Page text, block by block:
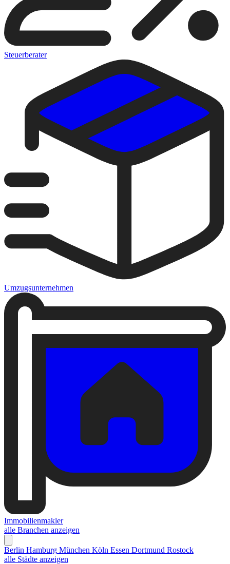
Steuerberater
Umzugsunternehmen
Immobilienmakler
alle Branchen anzeigen
Berlin Hamburg München Köln Essen Dortmund Rostock
alle Städte anzeigen